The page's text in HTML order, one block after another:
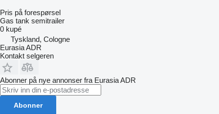
Pris på forespørsel
Gas tank semitrailer
0 kupé
Tyskland, Cologne
Eurasia ADR
Kontakt selgeren
Abonner på nye annonser fra Eurasia ADR
Abonner